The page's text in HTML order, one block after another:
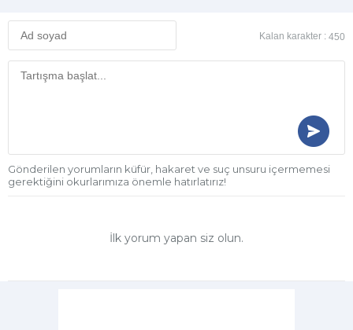
Kalan karakter : 450
Gönderilen yorumların küfür, hakaret ve suç unsuru içermemesi
gerektiğini okurlarımıza önemle hatırlatırız!
İlk yorum yapan siz olun.